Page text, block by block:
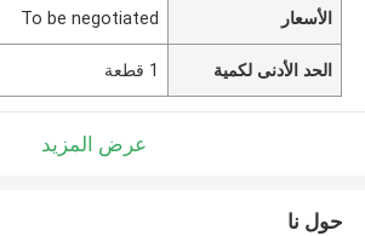
الأسعار To be negotiated
الحد الأدنى لكمية 1 قطعة
عرض المزيد
حول نا